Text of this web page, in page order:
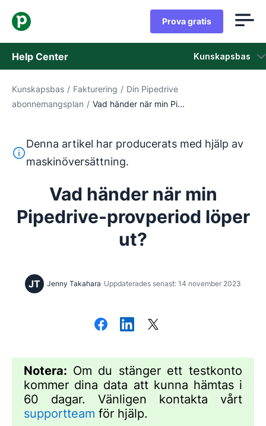
Prova gratis
Help Center Kunskapsbas
Kunskapsbas
Kontaka kundtjänst
Kunskapsbas / Fakturering / Din Pipedrive
abonnemangsplan / Vad händer när min Pi...
Denna text har översatts från engelska med hjälp av
Denna artikel har producerats med hjälp av
maskinöversättning.
Vad händer när min
Pipedrive-provperiod löper
ut?
JT Jenny Takahara Uppdaterades senast: 14 november 2023
Notera: Om du stänger ett testkonto
kommer dina data att kunna hämtas i
60 dagar. Vänligen kontakta vårt
supportteam för hjälp.